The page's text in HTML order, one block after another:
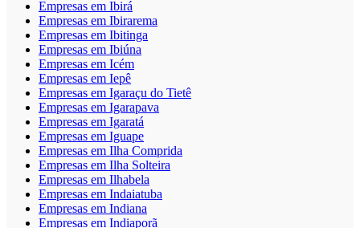
Empresas em Ibirá
Empresas em Ibirarema
Empresas em Ibitinga
Empresas em Ibiúna
Empresas em Icém
Empresas em Iepê
Empresas em Igaraçu do Tietê
Empresas em Igarapava
Empresas em Igaratá
Empresas em Iguape
Empresas em Ilha Comprida
Empresas em Ilha Solteira
Empresas em Ilhabela
Empresas em Indaiatuba
Empresas em Indiana
Empresas em Indiaporã